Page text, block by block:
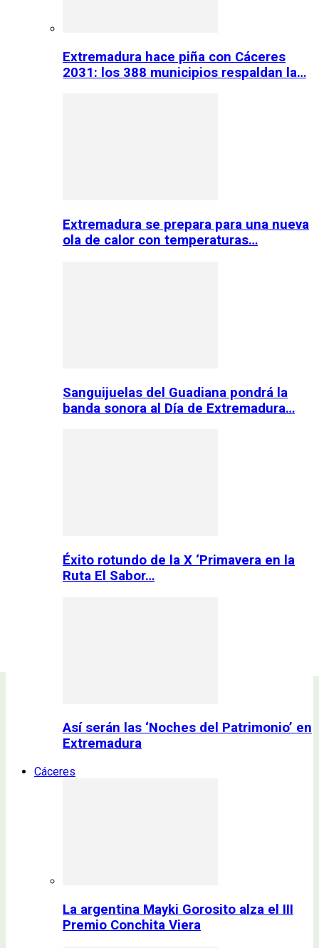
Extremadura hace piña con Cáceres
2031: los 388 municipios respaldan la…
Extremadura se prepara para una nueva
ola de calor con temperaturas…
Sanguijuelas del Guadiana pondrá la
banda sonora al Día de Extremadura…
Éxito rotundo de la X ‘Primavera en la
Ruta El Sabor…
Así serán las ‘Noches del Patrimonio’ en
Extremadura
Cáceres
La argentina Mayki Gorosito alza el III
Premio Conchita Viera